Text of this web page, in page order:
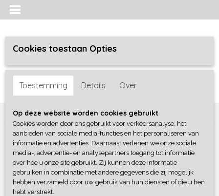
Inloggen Registreren
Home >Meisjes baby>shirts / tunieken>Dirkje
Cookies toestaan Opties
Toestemming Details Over
Op deze website worden cookies gebruikt
Cookies worden door ons gebruikt voor verkeersanalyse, het
aanbieden van sociale media-functies en het personaliseren van
informatie en advertenties. Daarnaast verlenen we onze sociale
media-, advertentie- en analysepartners toegang tot informatie
over hoe u onze site gebruikt. Zij kunnen deze informatie
gebruiken in combinatie met andere gegevens die zij mogelijk
hebben verzameld door uw gebruik van hun diensten of die u hen
hebt verstrekt.